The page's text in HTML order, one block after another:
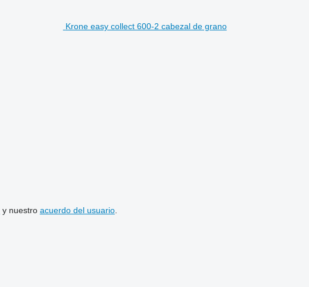
Krone easy collect 600-2 cabezal de grano
y nuestro acuerdo del usuario.